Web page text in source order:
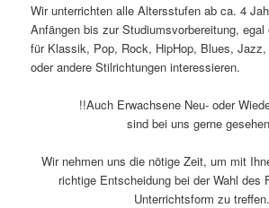
Wir unterrichten alle Altersstufen ab ca. 4
Anfängen bis zur Studiumsvorbereitung,
für Klassik, Pop, Rock, HipHop, Blues,
oder andere Stilrichtungen interessieren.
!!Auch Erwachsene Neu- oder
sind bei uns gerne
Wir nehmen uns die nötige Zeit, um mit
richtige Entscheidung bei der Wahl des
Unterrichtsform zu treffen.